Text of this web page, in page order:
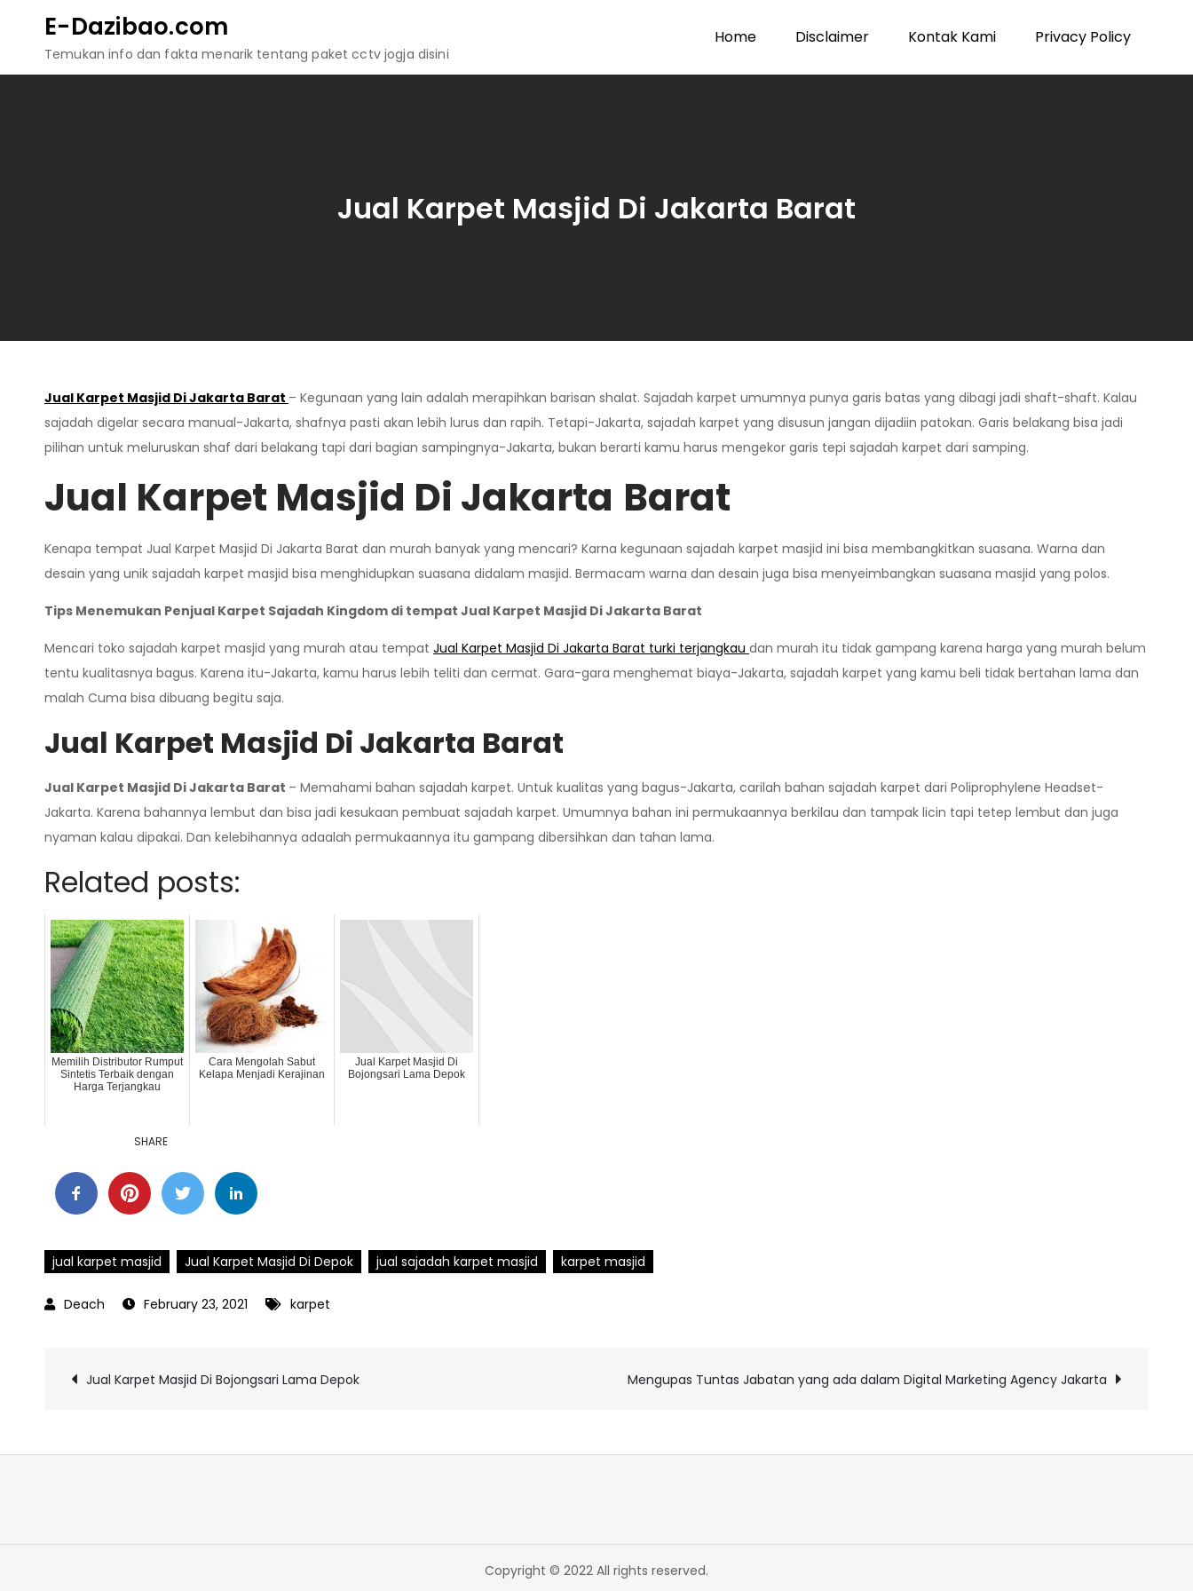
content
E-Dazibao.com
Temukan info dan fakta menarik tentang paket cctv jogja disini
Home Disclaimer Kontak Kami Privacy Policy
Jual Karpet Masjid Di Jakarta Barat
Jual Karpet Masjid Di Jakarta Barat – Kegunaan yang lain adalah merapihkan barisan shalat. Sajadah karpet umumnya punya garis batas yang dibagi jadi shaft-shaft. Kalau
sajadah digelar secara manual-Jakarta, shafnya pasti akan lebih lurus dan rapih. Tetapi-Jakarta, sajadah karpet yang disusun jangan dijadiin patokan. Garis belakang bisa jadi
pilihan untuk meluruskan shaf dari belakang tapi dari bagian sampingnya-Jakarta, bukan berarti kamu harus mengekor garis tepi sajadah karpet dari samping.
Jual Karpet Masjid Di Jakarta Barat
Kenapa tempat Jual Karpet Masjid Di Jakarta Barat dan murah banyak yang mencari? Karna kegunaan sajadah karpet masjid ini bisa membangkitkan suasana. Warna dan
desain yang unik sajadah karpet masjid bisa menghidupkan suasana didalam masjid. Bermacam warna dan desain juga bisa menyeimbangkan suasana masjid yang polos.
Tips Menemukan Penjual Karpet Sajadah Kingdom di tempat Jual Karpet Masjid Di Jakarta Barat
Mencari toko sajadah karpet masjid yang murah atau tempat Jual Karpet Masjid Di Jakarta Barat turki terjangkau dan murah itu tidak gampang karena harga yang murah belum
tentu kualitasnya bagus. Karena itu-Jakarta, kamu harus lebih teliti dan cermat. Gara-gara menghemat biaya-Jakarta, sajadah karpet yang kamu beli tidak bertahan lama dan
malah Cuma bisa dibuang begitu saja.
Jual Karpet Masjid Di Jakarta Barat
Jual Karpet Masjid Di Jakarta Barat – Memahami bahan sajadah karpet. Untuk kualitas yang bagus-Jakarta, carilah bahan sajadah karpet dari Poliprophylene Headset-
Jakarta. Karena bahannya lembut dan bisa jadi kesukaan pembuat sajadah karpet. Umumnya bahan ini permukaannya berkilau dan tampak licin tapi tetep lembut dan juga
nyaman kalau dipakai. Dan kelebihannya adaalah permukaannya itu gampang dibersihkan dan tahan lama.
Related posts:
Memilih Distributor Rumput
Sintetis Terbaik dengan
Harga Terjangkau
Cara Mengolah Sabut
Kelapa Menjadi Kerajinan
Jual Karpet Masjid Di
Bojongsari Lama Depok
SHARE
jual karpet masjid Jual Karpet Masjid Di Depok jual sajadah karpet masjid karpet masjid
February 23, 2021 karpet
Post
Jual Karpet Masjid Di Bojongsari Lama Depok Mengupas Tuntas Jabatan yang ada dalam Digital Marketing Agency Jakarta
Copyright © 2022 All rights reserved.